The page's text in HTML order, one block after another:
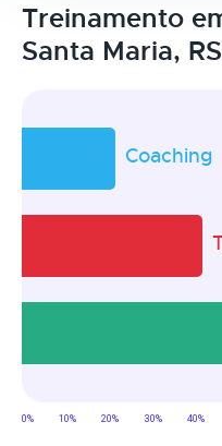
Treinamento
Santa Maria, RS